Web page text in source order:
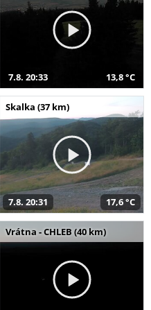
7.8. 20:33 13,8 °C
Skalka (37 km)
7.8. 20:31 17,6 °C
Vrátna - CHLEB (40 km)